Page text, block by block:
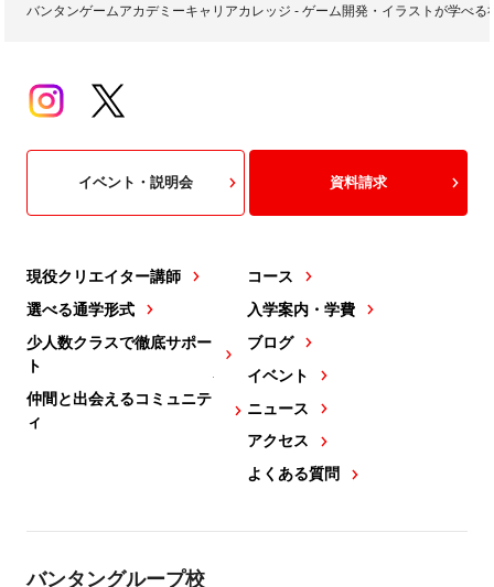
バンタンゲームアカデミーキャリアカレッジ - ゲーム開発・イラストが学べ
現役クリエイター講師
選べる通学形式
少人数クラスで徹底サポー
ト
仲間と出会えるコミュニテ
ィ
コース
入学案内・学費
ブログ
イベント
ニュース
アクセス
よくある質問
イベント・説明会 資料請求
バンタングループ校